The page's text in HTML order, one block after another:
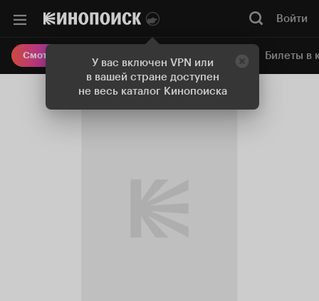
У вас включен VPN или
в вашей стране доступен
не весь каталог Кинопоиска
Войти
Смотреть кино Онлайн-кинотеатр Билеты в